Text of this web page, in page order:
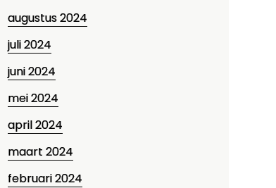
augustus 2024
juli 2024
juni 2024
mei 2024
april 2024
maart 2024
februari 2024